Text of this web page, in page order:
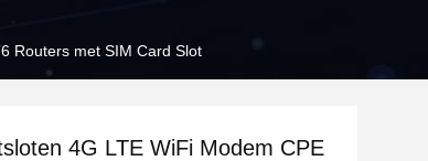
Routers met SIM Card Slot
4G LTE WiFi Modem CPE